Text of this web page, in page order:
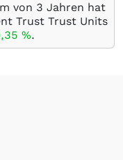
von 3 Jahren hat
Trust Trust Units
%.